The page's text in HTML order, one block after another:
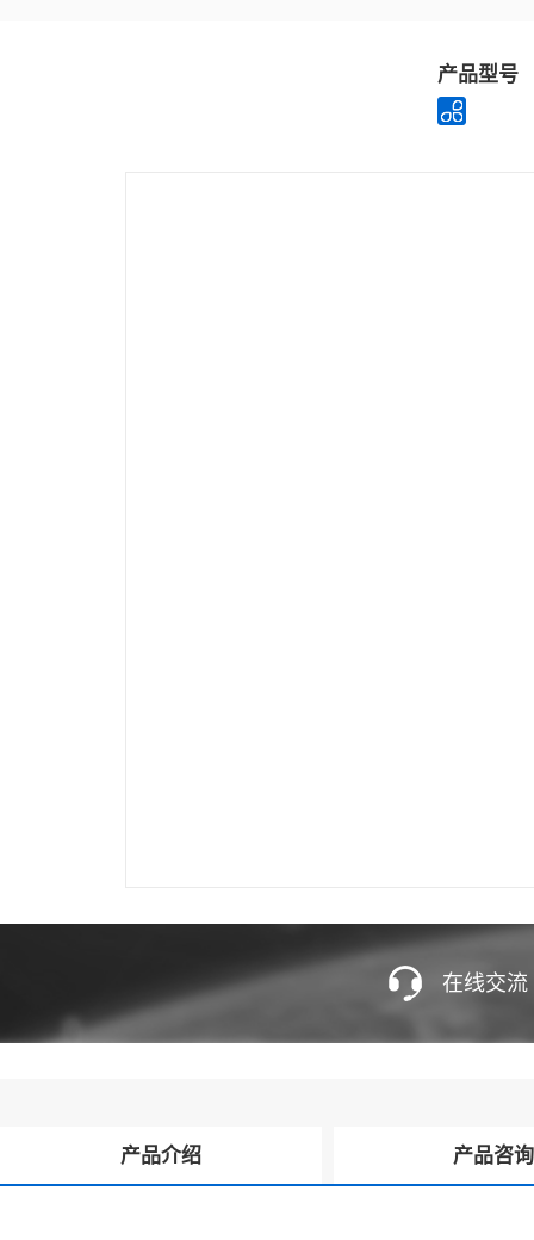
产品型号
在线交流
产品介绍 产品咨询